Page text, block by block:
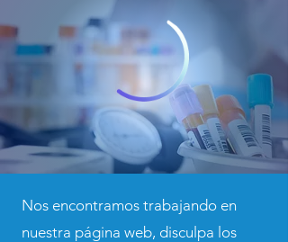
Nos encontramos trabajando en
nuestra página web, disculpa los